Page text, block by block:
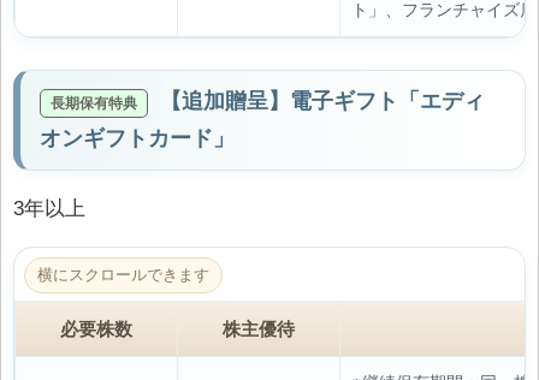
ト」、フランチャイズ
【追加贈呈】電子ギフト「エディ
オンギフトカード」
3年以上
必要株数 株主優待